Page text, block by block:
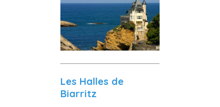
Les Halles de
Biarritz